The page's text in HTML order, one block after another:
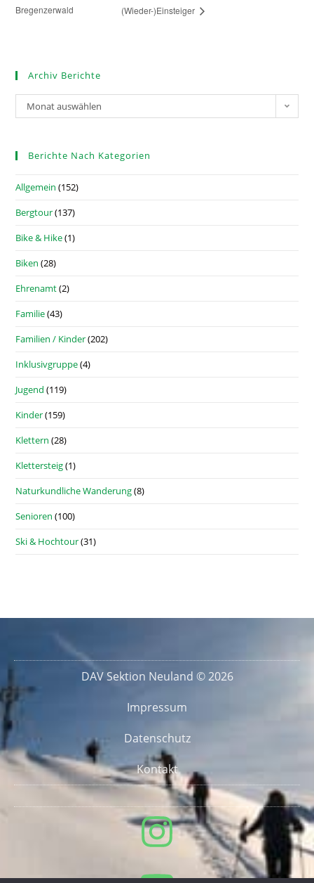
Bregenzerwald
(Wieder-)Einsteiger
Archiv Berichte
Monat auswählen
Berichte Nach Kategorien
Allgemein (152)
Bergtour(137)
Bike & Hike(1)
Biken (28)
Ehrenamt(2)
Familie(43)
Familien / Kinder(202)
Inklusivgruppe(4)
Jugend (119)
Kinder(159)
Klettern (28)
Klettersteig(1)
Naturkundliche Wanderung(8)
Senioren (100)
Ski & Hochtour(31)
DAV Sektion Neuland © 2026
Impressum
Datenschutz
Kontakt